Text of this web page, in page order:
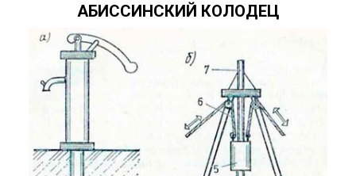
АБИССИНСКИЙ КОЛОДЕЦ